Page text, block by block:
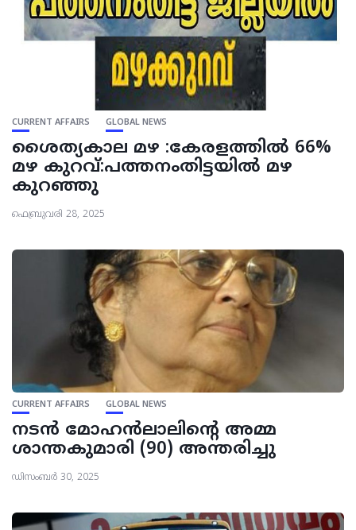
CURRENT AFFAIRS GLOBAL NEWS
ശൈത്യകാല മഴ :കേരളത്തില്‍ 66%
മഴ കുറവ്:പത്തനംതിട്ടയിൽ മഴ
കുറഞ്ഞു
ഫെബ്രുവരി 28, 2025
CURRENT AFFAIRS GLOBAL NEWS
നടൻ മോഹൻലാലിന്റെ അമ്മ
ശാന്തകുമാരി (90) അന്തരിച്ചു
ഡിസംബർ 30, 2025